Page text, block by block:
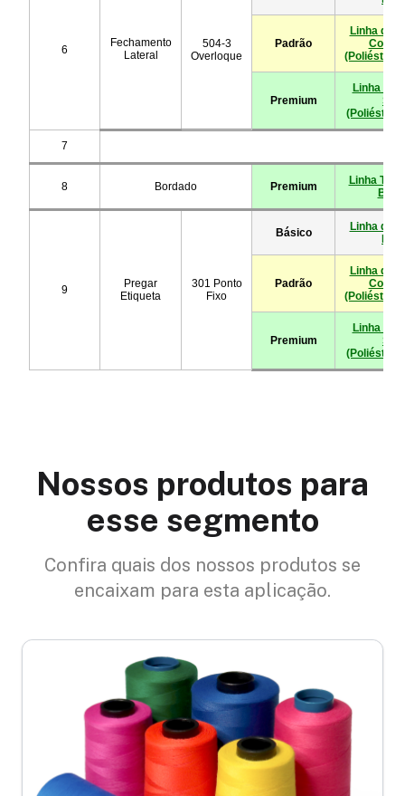
Nossos produtos para
esse segmento
Confira quais dos nossos produtos se
encaixam para esta aplicação.